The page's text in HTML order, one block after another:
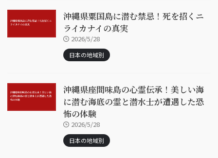
沖縄県粟国島に潜む禁忌！死を招くニ
ライカナイの真実
2026/5/28
日本の地域別
沖縄県座間味島の心霊伝承！美しい海
に潜む海底の霊と潜水士が遭遇した恐
怖の体験
2026/5/28
日本の地域別